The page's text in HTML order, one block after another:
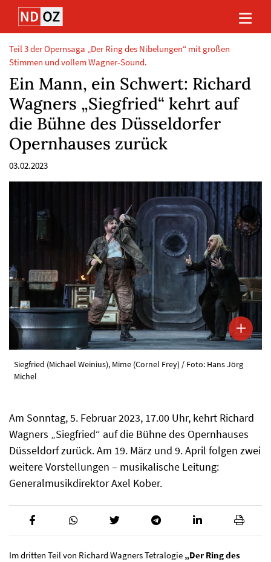
Direkt
Inhalt
(Eingabetaste)
Direkt
Hauptmenu
(Eingabetaste)
Direkt
Suche
(Eingabetaste)
Direkt
Footer
(Eingabetaste)
Teil 3 der Opernsaga „Der Ring des Nibelungen“ mit großen
Stimmen und vollem Wagner-Sound.
Ein Mann, ein Schwert: Richard
Wagners „Siegfried“ kehrt auf
die Bühne des Düsseldorfer
Opernhauses zurück
03.02.2023
Siegfried (Michael Weinius), Mime (Cornel Frey) / Foto: Hans Jörg
Michel
Am Sonntag, 5. Februar 2023, 17.00 Uhr, kehrt Richard
Wagners „Siegfried“ auf die Bühne des Opernhauses
Düsseldorf zurück. Am 19. März und 9. April folgen zwei
weitere Vorstellungen – musikalische Leitung:
Generalmusikdirektor Axel Kober.
Im dritten Teil von Richard Wagners Tetralogie „Der Ring des